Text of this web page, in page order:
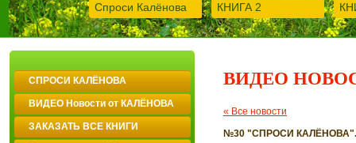
Спроси Калёнова КНИГА 2
СПРОСИ КАЛЁНОВА
ВИДЕО Новости от КАЛЁНОВА
ЗАКАЗАТЬ ВСЕ КНИГИ
ВИДЕО
« Все новости
№30 "СПРОСИ КАЛЁНОВА".